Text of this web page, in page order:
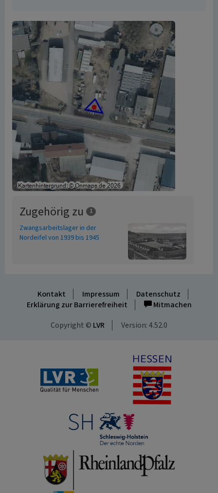
Zugehörig zu 1
Zwangsarbeitslager in der
Nordeifel von 1939 bis 1945
Kontakt Impressum
Datenschutz
Erklärung zur Barrierefreiheit
Mitmachen
Copyright © LVR Version: 4.52.0